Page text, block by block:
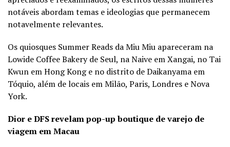
notáveis abordam temas e ideologias que permanecem
notavelmente relevantes.
Os quiosques Summer Reads da Miu Miu apareceram na
Lowide Coffee Bakery de Seul, na Naive em Xangai, no Tai
Kwun em Hong Kong e no distrito de Daikanyama em
Tóquio, além de locais em Milão, Paris, Londres e Nova
York.
Dior e DFS revelam pop-up boutique de varejo de
viagem em Macau